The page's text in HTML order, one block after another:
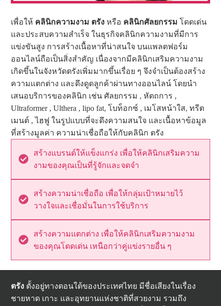
เพื่อให้ คลินิกความงาม ตรัง หรือ คลินิกศัลยกรรม โดดเด่น
และประสบความสำเร็จ ในธุรกิจคลินิกความงามที่มีการ
แข่งขันสูง การสร้างเนื้อหาที่น่าสนใจ บนแพลตฟอร์ม
ออนไลน์ถือเป็นสิ่งสำคัญ เนื่องจากมีคลินิกเสริมความงาม
เกิดขึ้นในจังหวัดตรังเพิ่มมากขึ้นเรื่อย ๆ จึงจำเป็นต้องสร้าง
ความแตกต่าง และดึงดูดลูกค้าผ่านทางออนไลน์ โดยนำ
เสนอบริการของคลินิก เช่น ศัลยกรรม , หัตถการ ,
Ultraformer , Ulthera , lipo fat, โบท็อกซ์ , เมโสหน้าใส, ทรีต
เมนต์ , ไฮฟู ในรูปแบบที่จะดึงความสนใจ และเนื้อหาข้อมูล
ที่สร้างมูลค่า ความน่าเชื่อถือให้กับคลินิก ตรัง
สร้างแบรนด์ให้แข็งแกร่ง เพื่อให้คลินิกเสริมความ
งามของคุณเป็นที่รู้จักและจดจำ
สร้างความน่าเชื่อถือ เพื่อให้กลุ่มเป้าหมายไว้
วางใจและเชื่อมั่นในการใช้บริการ
สร้างความแตกต่าง เพื่อให้คลินิกเสริมความงาม
ของคุณโดดเด่น เหนือกว่าคู่แข่งรายอื่น ๆ
ตรัง ตั้งอยู่ทางตอนใต้ของประเทศไทย มีชื่อเสียงในเรื่อง
ชายหาด เกาะ และอุทยานแห่งชาติที่สวยงาม รวมถึง